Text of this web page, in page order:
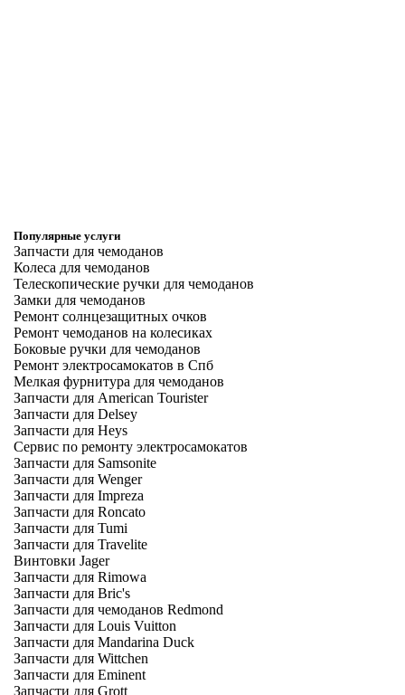
Популярные услуги
Запчасти для чемоданов
Колеса для чемоданов
Телескопические ручки для чемоданов
Замки для чемоданов
Ремонт солнцезащитных очков
Ремонт чемоданов на колесиках
Боковые ручки для чемоданов
Ремонт электросамокатов в Спб
Мелкая фурнитура для чемоданов
Запчасти для American Tourister
Запчасти для Delsey
Запчасти для Heys
Сервис по ремонту электросамокатов
Запчасти для Samsonite
Запчасти для Wenger
Запчасти для Impreza
Запчасти для Roncato
Запчасти для Tumi
Запчасти для Travelite
Винтовки Jager
Запчасти для Rimowa
Запчасти для Bric's
Запчасти для чемоданов Redmond
Запчасти для Louis Vuitton
Запчасти для Mandarina Duck
Запчасти для Wittchen
Запчасти для Eminent
Запчасти для Grott